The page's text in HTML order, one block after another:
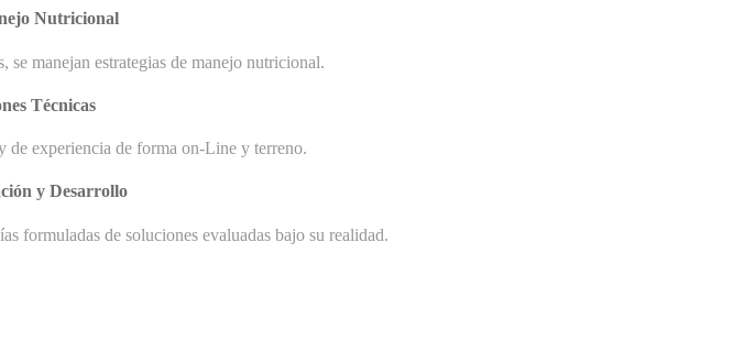
Nutricional
se manejan estrategias de manejo nutricional.
Técnicas
de experiencia de forma on-Line y terreno.
y Desarrollo
formuladas de soluciones evaluadas bajo su realidad.